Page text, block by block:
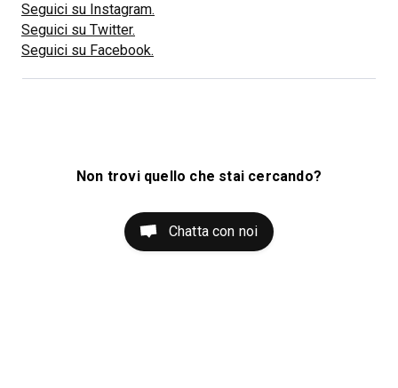
Seguici su Instagram.
Seguici su Twitter.
Seguici su Facebook.
Non trovi quello che stai cercando?
Chatta con noi